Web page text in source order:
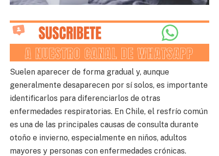
Suelen aparecer de forma gradual y, aunque
generalmente desaparecen por sí solos, es importante
identificarlos para diferenciarlos de otras
enfermedades respiratorias. En Chile, el resfrío común
es una de las principales causas de consulta durante
otoño e invierno, especialmente en niños, adultos
mayores y personas con enfermedades crónicas.